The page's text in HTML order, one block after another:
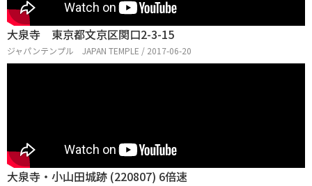
大泉寺 東京都文京区関口2-3-15
ジャパンテンプル JAPAN TEMPLE / 2017-06-20
大泉寺・小山田城跡 (220807) 6倍速